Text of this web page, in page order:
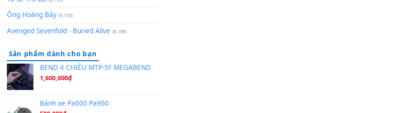
Orange Days - FT Island
Hãy nói với em - Mỹ Tâm - Bằng Kiều
Hương Ngọc Lan
Tiếng Đàn Hàm Oan (8.194)
Under Pressure
A Long December (8.155)